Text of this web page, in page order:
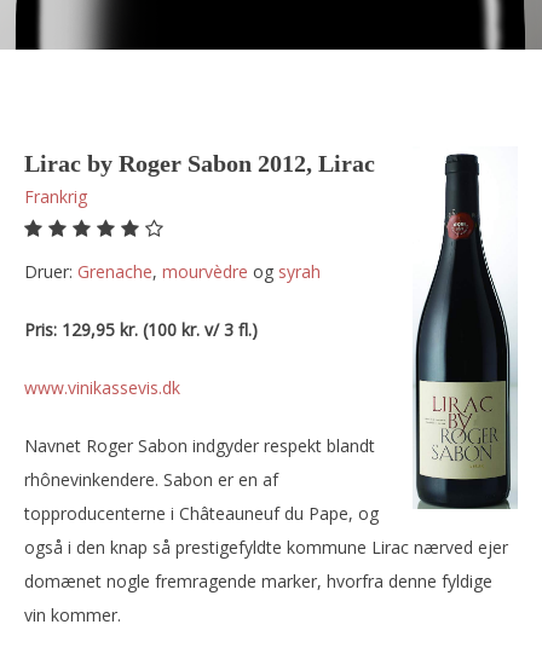
Lirac by Roger Sabon 2012, Lirac
Frankrig
Druer: grenache, mourvèdre og syrah
Pris: 129,95 kr. (100 kr. v/ 3 fl.)
www.vinikassevis.dk
Navnet Roger Sabon indgyder respekt blandt
rhônevinkendere. Sabon er en af
topproducenterne i Châteauneuf du Pape, og
også i den knap så prestigefyldte kommune Lirac nærved ejer
domænet nogle fremragende marker, hvorfra denne fyldige
vin kommer.